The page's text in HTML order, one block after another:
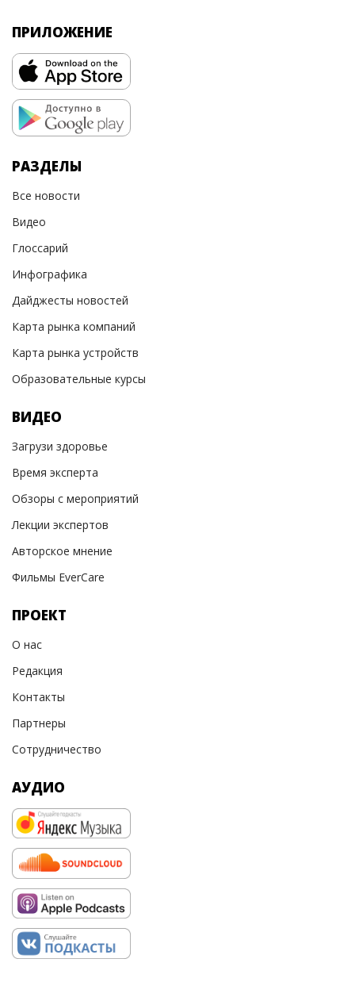
ПРИЛОЖЕНИЕ
РАЗДЕЛЫ
Все новости
Видео
Глоссарий
Инфографика
Дайджесты новостей
Карта рынка компаний
Карта рынка устройств
Образовательные курсы
ВИДЕО
Загрузи здоровье
Время эксперта
Обзоры с мероприятий
Лекции экспертов
Авторское мнение
Фильмы EverCare
ПРОЕКТ
О нас
Редакция
Контакты
Партнеры
Сотрудничество
АУДИО